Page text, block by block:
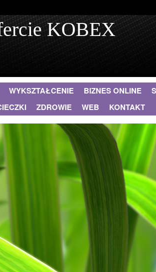
KOBEX
WYKSZTAŁCENIE BIZNES ONLINE
ZDROWIE WEB KONTAKT